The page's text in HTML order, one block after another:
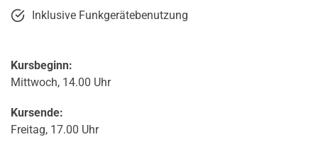
Inklusive Funkgeräte­benutzung
Kursbeginn:
Mittwoch, 14.00 Uhr
Kursende:
Freitag, 17.00 Uhr